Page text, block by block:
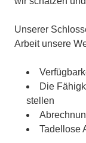
Unserer
Arbeit unsere
Die
stellen
Tadellose